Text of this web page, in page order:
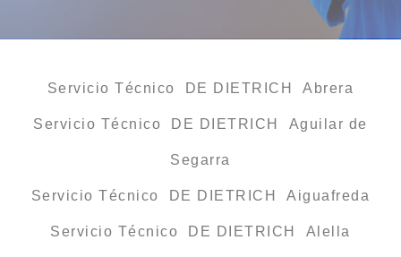
Servicio Técnico DE DIETRICH Abrera
Servicio Técnico DE DIETRICH Aguilar de
Segarra
Servicio Técnico DE DIETRICH Aiguafreda
Servicio Técnico DE DIETRICH Alella